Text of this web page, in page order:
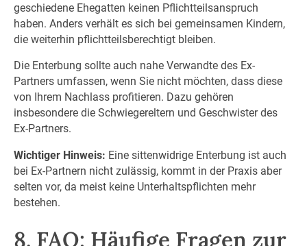
geschiedene Ehegatten keinen Pflichtteilsanspruch
haben. Anders verhält es sich bei gemeinsamen Kindern,
die weiterhin pflichtteilsberechtigt bleiben.
Die Enterbung sollte auch nahe Verwandte des Ex-
Partners umfassen, wenn Sie nicht möchten, dass diese
von Ihrem Nachlass profitieren. Dazu gehören
insbesondere die Schwiegereltern und Geschwister des
Ex-Partners.
Wichtiger Hinweis: Eine sittenwidrige Enterbung ist auch
bei Ex-Partnern nicht zulässig, kommt in der Praxis aber
selten vor, da meist keine Unterhaltspflichten mehr
bestehen.
8. FAQ: Häufige Fragen zur